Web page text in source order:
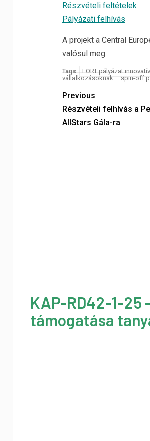
Részvételi feltételek
Pályázati felhívás
A projekt a Central
valósul meg.
Tags: FORT pályázat
vállalkozásoknak
spin-off
Previous
Részvételi felhívás a
AllStars Gála-ra
KAP-RD42-1-
támogatása